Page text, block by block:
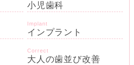
小児歯科
Implant
インプラント
Correct
大人の歯並び改善